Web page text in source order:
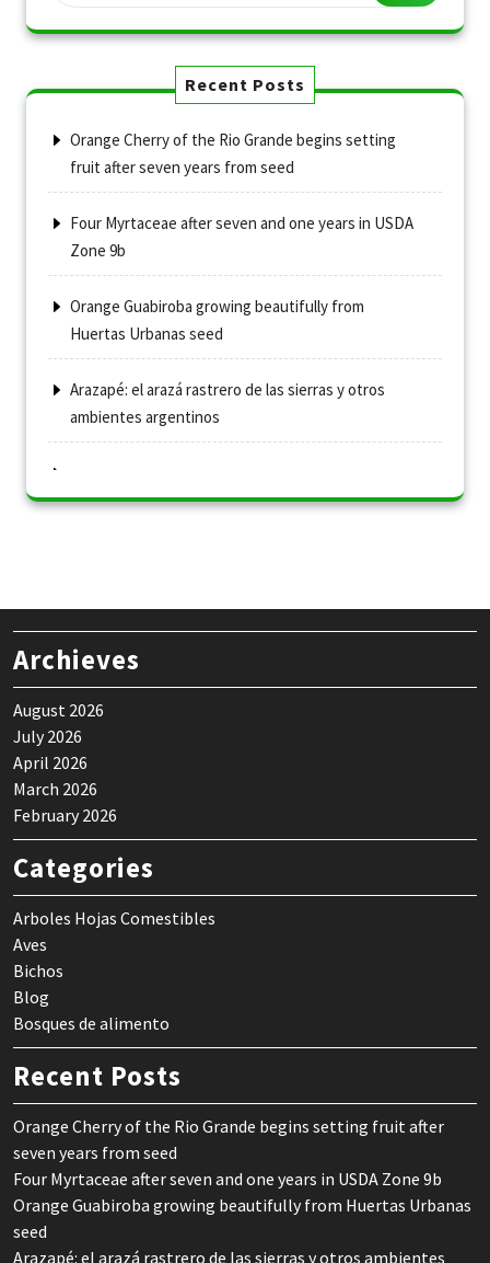
Recent Posts
Orange Cherry of the Rio Grande begins setting
fruit after seven years from seed
Four Myrtaceae after seven and one years in USDA
Zone 9b
Orange Guabiroba growing beautifully from
Huertas Urbanas seed
Arazapé: el arazá rastrero de las sierras y otros
ambientes argentinos
Archieves
August 2026
July 2026
April 2026
March 2026
February 2026
Categories
Arboles Hojas Comestibles
Aves
Bichos
Blog
Bosques de alimento
Recent Posts
Orange Cherry of the Rio Grande begins setting fruit after
seven years from seed
Four Myrtaceae after seven and one years in USDA Zone 9b
Orange Guabiroba growing beautifully from Huertas Urbanas
seed
Arazapé: el arazá rastrero de las sierras y otros ambientes